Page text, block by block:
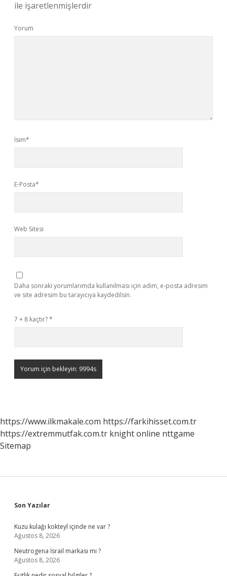
ile işaretlenmişlerdir
Yorum
İsim*
E-Posta*
Web Sitesi
Daha sonraki yorumlarımda kullanılması için adım, e-posta adresim
ve site adresim bu tarayıcıya kaydedilsin.
7 + 8 kaçtır?*
https://www.ilkmakale.com https://farkihisset.com.tr
https://extremmutfak.com.tr knight online nttgame
Sitemap
Sidebar
Son Yazılar
Kuzu kulağı kokteyl içinde ne var ?
Ağustos 8, 2026
Neutrogena İsrail markası mı ?
Ağustos 8, 2026